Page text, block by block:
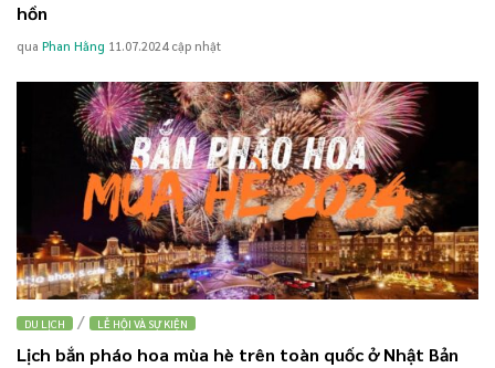
hồn
qua Phan Hằng 11.07.2024 cập nhật
DU LỊCH / LỄ HỘI VÀ SỰ KIỆN
Lịch bắn pháo hoa mùa hè trên toàn quốc ở Nhật Bản